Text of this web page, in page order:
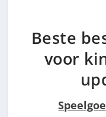
Beste
voor